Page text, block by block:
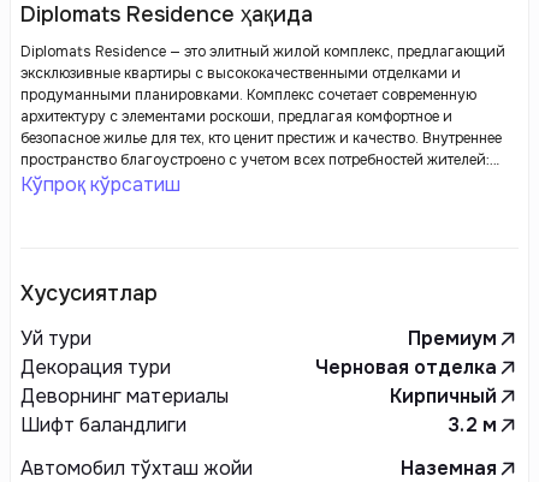
Diplomats Residence ҳақида
Diplomats Residence — это элитный жилой комплекс, предлагающий
эксклюзивные квартиры с высококачественными отделками и
продуманными планировками. Комплекс сочетает современную
архитектуру с элементами роскоши, предлагая комфортное и
безопасное жилье для тех, кто ценит престиж и качество. Внутреннее
пространство благоустроено с учетом всех потребностей жителей:
здесь предусмотрены зоны для отдыха, фитнес-центры, спортивные и
Кўпроқ кўрсатиш
Хусусиятлар
Уй тури
Премиум
Декорация тури
Черновая отделка
Деворнинг материалы
Кирпичный
Шифт баландлиги
3.2 м
Автомобил тўхташ жойи
Наземная